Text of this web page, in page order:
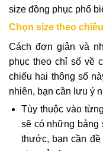
size đồng phục phổ
Chọn size theo
Cách đơn giản và
phục theo chỉ số về
chiếu hai thông số
nhiên, bạn cần lưu ý
Tùy thuộc vào
sẽ có những bảng
thước, bạn cần